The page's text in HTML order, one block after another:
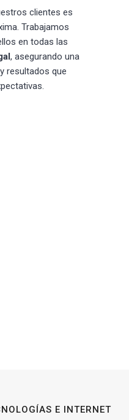
clientes es
Trabajamos
en todas las
, asegurando una
resultados que
E INTERNET